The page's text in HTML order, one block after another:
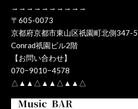
→→→→→→→→→→
〒605-0073
京都府京都市東山区祇園町北側347-5
Conrad祇園ビル2階
【お問い合わせ】
070−9010−4578
△▲▲△▲▲△▲▲△